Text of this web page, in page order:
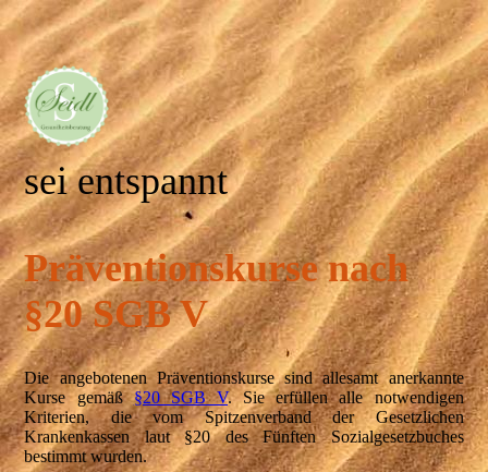
sei entspannt
Präventionskurse nach
§20 SGB V
Die angebotenen Präventionskurse sind allesamt anerkannte
Kurse gemäß§20 SGB V. Sie erfüllen alle notwendigen
Kriterien, die vom Spitzenverband der Gesetzlichen
Krankenkassen laut §20 des Fünften Sozialgesetzbuches
bestimmt wurden.